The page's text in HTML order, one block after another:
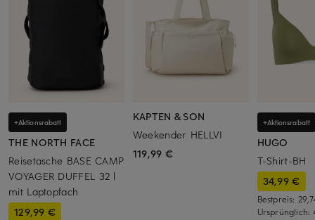
+Aktionsrabatt
THE NORTH FACE
Reisetasche BASE CAMP
VOYAGER DUFFEL 32 l
mit Laptopfach
129,99 €
KAPTEN & SON
Weekender HELLVI
119,99 €
+Aktionsrabatt
HUGO
T-Shirt-BH
34,99 €
Bestpreis:
Ursprünglich: